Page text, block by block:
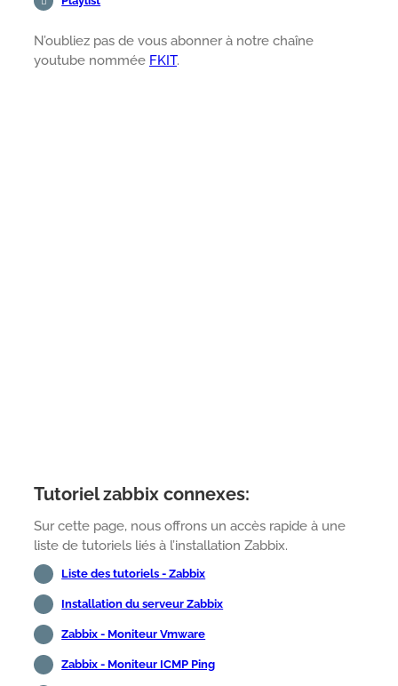
N’oubliez pas de vous abonner à notre chaîne
youtube nommée FKIT.
Tutoriel zabbix connexes:
Sur cette page, nous offrons un accès rapide à une
liste de tutoriels liés à l’installation Zabbix.
Liste des tutoriels - Zabbix
Installation du serveur Zabbix
Zabbix - Moniteur Vmware
Zabbix - Moniteur ICMP Ping